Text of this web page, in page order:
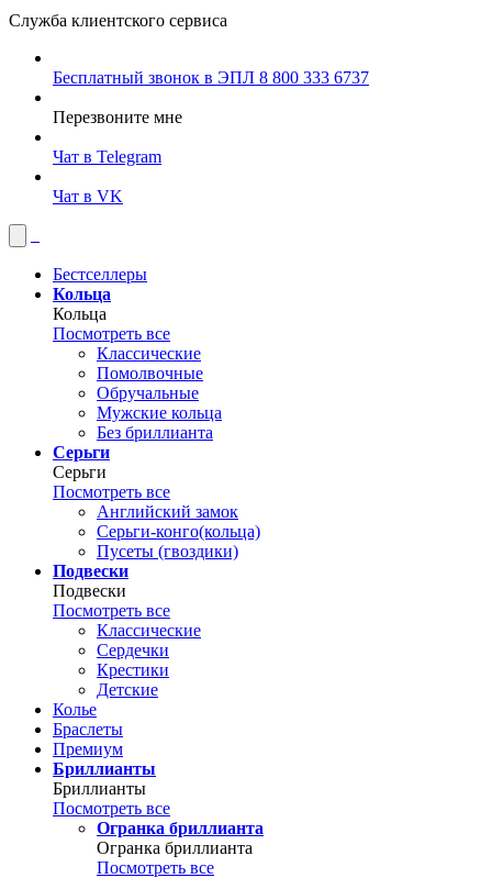
Служба клиентского сервиса
Бесплатный звонок в ЭПЛ 8 800 333 6737
Перезвоните мне
Чат в Telegram
Чат в VK
Бестселлеры
Кольца
Кольца
Посмотреть все
Классические
Помолвочные
Обручальные
Мужские кольца
Без бриллианта
Серьги
Серьги
Посмотреть все
Английский замок
Серьги-конго(кольца)
Пусеты (гвоздики)
Подвески
Подвески
Посмотреть все
Классические
Сердечки
Крестики
Детские
Колье
Браслеты
Премиум
Бриллианты
Бриллианты
Посмотреть все
Огранка бриллианта
Огранка бриллианта
Посмотреть все